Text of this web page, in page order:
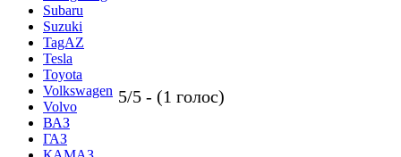
Subaru
Suzuki
TagAZ
Tesla
Toyota
Volkswagen
Volvo
ВАЗ
ГАЗ
5/5 - (1 голос)